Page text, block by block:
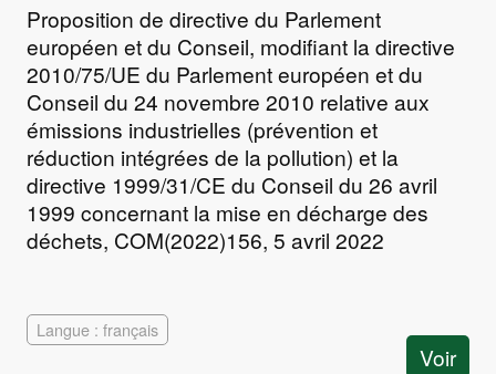
Proposition de directive du Parlement
européen et du Conseil, modifiant la directive
2010/75/UE du Parlement européen et du
Conseil du 24 novembre 2010 relative aux
émissions industrielles (prévention et
réduction intégrées de la pollution) et la
directive 1999/31/CE du Conseil du 26 avril
1999 concernant la mise en décharge des
déchets, COM(2022)156, 5 avril 2022
Langue : français
Voir